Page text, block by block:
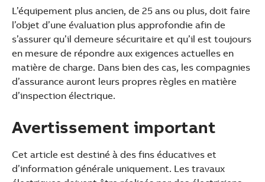
L’équipement plus ancien, de 25 ans ou plus, doit faire
l’objet d’une évaluation plus approfondie afin de
s’assurer qu’il demeure sécuritaire et qu’il est toujours
en mesure de répondre aux exigences actuelles en
matière de charge. Dans bien des cas, les compagnies
d’assurance auront leurs propres règles en matière
d’inspection électrique.
Avertissement important
Cet article est destiné à des fins éducatives et
d’information générale uniquement. Les travaux